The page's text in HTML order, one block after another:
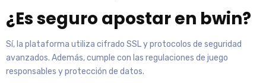
¿Es seguro apostar en bwin?
Sí, la plataforma utiliza cifrado SSL y protocolos de seguridad
avanzados. Además, cumple con las regulaciones de juego
responsables y protección de datos.